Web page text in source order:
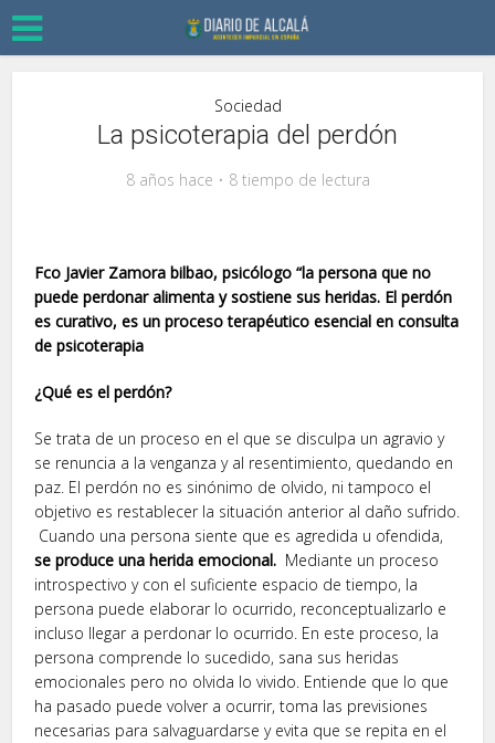
Sociedad
La psicoterapia del perdón
8 años hace 8 tiempo de lectura
Fco Javier Zamora bilbao, psicólogo “la persona que no
puede perdonar alimenta y sostiene sus heridas. El perdón
es curativo, es un proceso terapéutico esencial en consulta
de psicoterapia
¿Qué es el perdón?
Se trata de un proceso en el que se disculpa un agravio y
se renuncia a la venganza y al resentimiento, quedando en
paz. El perdón no es sinónimo de olvido, ni tampoco el
objetivo es restablecer la situación anterior al daño sufrido.
Cuando una persona siente que es agredida u ofendida,
se produce una herida emocional. Mediante un proceso
introspectivo y con el suficiente espacio de tiempo, la
persona puede elaborar lo ocurrido, reconceptualizarlo e
incluso llegar a perdonar lo ocurrido. En este proceso, la
persona comprende lo sucedido, sana sus heridas
emocionales pero no olvida lo vivido. Entiende que lo que
ha pasado puede volver a ocurrir, toma las previsiones
necesarias para salvaguardarse y evita que se repita en el